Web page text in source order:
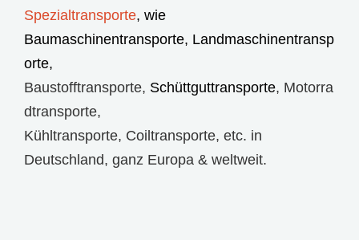
Spezialtransporte, wie
Baumaschinentransporte, Landmaschinentransp
orte,
Baustofftransporte, Schüttguttransporte, Motorra
dtransporte,
Kühltransporte, Coiltransporte, etc. in
Deutschland, ganz Europa & weltweit.